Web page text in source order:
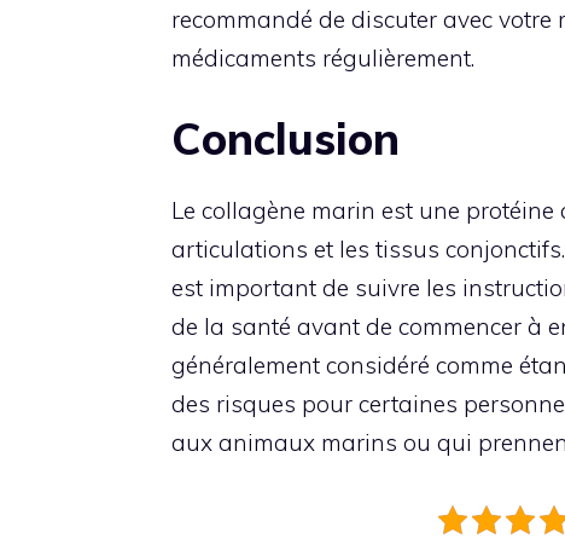
recommandé de discuter avec
médicaments régulièrement.
Conclusion
Le collagène marin est une
articulations et les tissus
est important de suivre les
de la santé avant de commencer à
généralement considéré comme
des risques pour certaines
aux animaux marins ou qui